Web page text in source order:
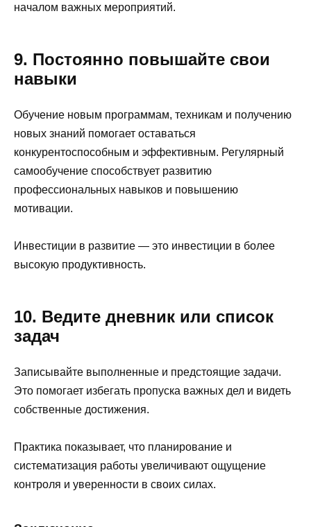
началом важных мероприятий.
9. Постоянно повышайте свои
навыки
Обучение новым программам, техникам и получению
новых знаний помогает оставаться
конкурентоспособным и эффективным. Регулярный
самообучение способствует развитию
профессиональных навыков и повышению
мотивации.
Инвестиции в развитие — это инвестиции в более
высокую продуктивность.
10. Ведите дневник или список
задач
Записывайте выполненные и предстоящие задачи.
Это помогает избегать пропуска важных дел и видеть
собственные достижения.
Практика показывает, что планирование и
систематизация работы увеличивают ощущение
контроля и уверенности в своих силах.